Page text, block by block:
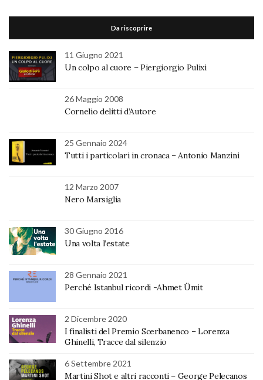
Da riscoprire
11 Giugno 2021
Un colpo al cuore – Piergiorgio Pulixi
26 Maggio 2008
Cornelio delitti d’Autore
25 Gennaio 2024
Tutti i particolari in cronaca – Antonio Manzini
12 Marzo 2007
Nero Marsiglia
30 Giugno 2016
Una volta l’estate
28 Gennaio 2021
Perché Istanbul ricordi -Ahmet Ümit
2 Dicembre 2020
I finalisti del Premio Scerbanenco – Lorenza
Ghinelli, Tracce dal silenzio
6 Settembre 2021
Martini Shot e altri racconti – George Pelecanos